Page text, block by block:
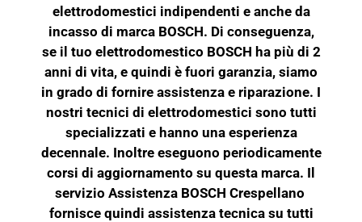
elettrodomestici indipendenti e anche da
incasso di marca BOSCH. Di conseguenza,
se il tuo elettrodomestico BOSCH ha più di 2
anni di vita, e quindi è fuori garanzia, siamo
in grado di fornire assistenza e riparazione. I
nostri tecnici di elettrodomestici sono tutti
specializzati e hanno una esperienza
decennale. Inoltre eseguono periodicamente
corsi di aggiornamento su questa marca. Il
servizio Assistenza BOSCH Crespellano
fornisce quindi assistenza tecnica su tutti